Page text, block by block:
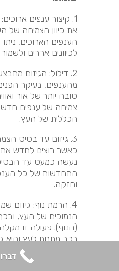
1. קיצור ענפים
את כיוון הצמיחה של
הענפים הארוכים,
לכיוונים אחרים
2. דילול: הגיזום
מהענפים, בעיקר
טובה יותר של אור
צמיחה של ענפים
הכללית של העץ.
3. גיזום עד בסיס
כאשר רוצים לחדש את
נעשה כמעט עד
התחדשות של כל
וחזקה.
4. הרמת נוף: גיזום
הנמוכים של העץ,
(הנוף). פעולה זו
רכב מתחת לעץ והיא
להיכנס לאזור שמתחת